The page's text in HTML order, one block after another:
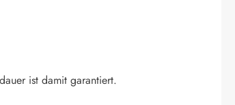
ist damit garantiert.